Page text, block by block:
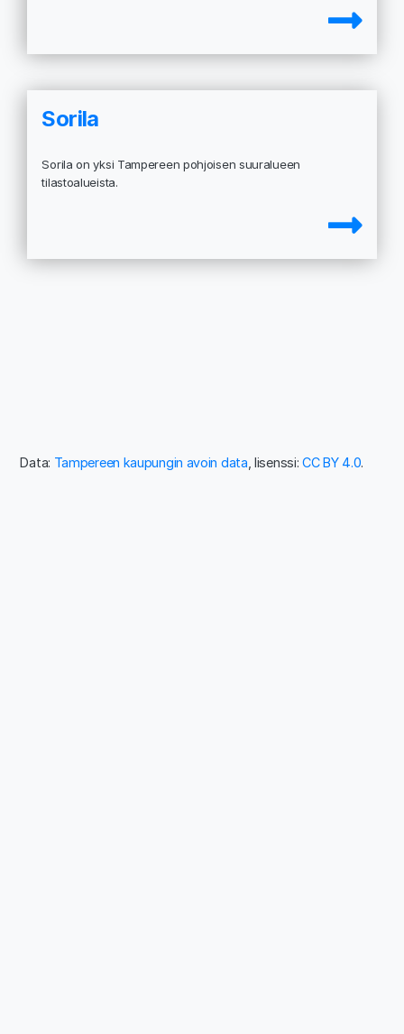
Sorila
Sorila on yksi Tampereen pohjoisen suuralueen
tilastoalueista.
Data: Tampereen kaupungin avoin data , lisenssi:CC BY 4.0.